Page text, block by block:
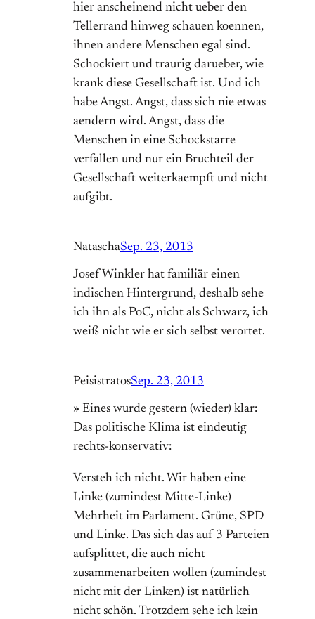
hier anscheinend nicht ueber den
Tellerrand hinweg schauen koennen,
ihnen andere Menschen egal sind.
Schockiert und traurig darueber, wie
krank diese Gesellschaft ist. Und ich
habe Angst. Angst, dass sich nie etwas
aendern wird. Angst, dass die
Menschen in eine Schockstarre
verfallen und nur ein Bruchteil der
Gesellschaft weiterkaempft und nicht
aufgibt.
NataschaSep. 23, 2013
Josef Winkler hat familiär einen
indischen Hintergrund, deshalb sehe
ich ihn als PoC, nicht als Schwarz, ich
weiß nicht wie er sich selbst verortet.
PeisistratosSep. 23, 2013
» Eines wurde gestern (wieder) klar:
Das politische Klima ist eindeutig
rechts-konservativ:
Versteh ich nicht. Wir haben eine
Linke (zumindest Mitte-Linke)
Mehrheit im Parlament. Grüne, SPD
und Linke. Das sich das auf 3 Parteien
aufsplittet, die auch nicht
zusammenarbeiten wollen (zumindest
nicht mit der Linken) ist natürlich
nicht schön. Trotzdem sehe ich kein